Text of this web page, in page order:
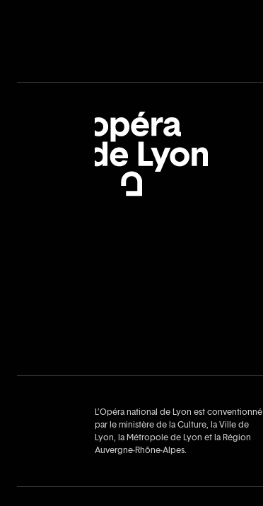
L’Opéra national de Lyon est conventionné
par le ministère de la Culture, la Ville de
Lyon, la Métropole de Lyon et la Région
Auvergne‑Rhône‑Alpes.